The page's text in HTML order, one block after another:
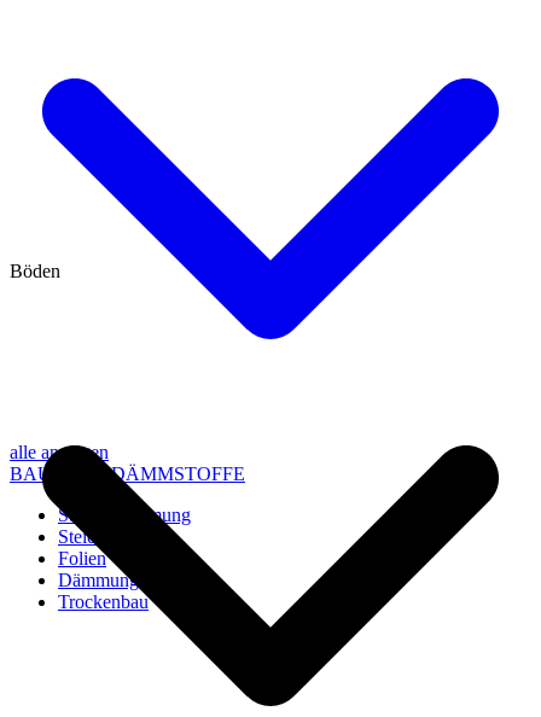
alle anzeigen
BAU- UND DÄMMSTOFFE
Steico Dämmung
Steico Zubehör
Folien
Dämmung
Trockenbau
Böden